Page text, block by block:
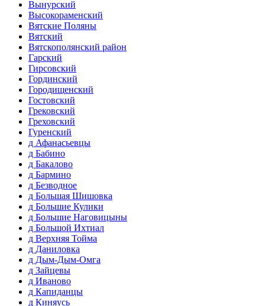
Вынурский
Высокораменский
Вятские Поляны
Вятский
Вятскополянский район
Гарский
Гирсовский
Гординский
Городищенский
Гостовский
Грековский
Греховский
Гуренский
д Афанасьевцы
д Бабино
д Бакалово
д Бармино
д Безводное
д Большая Шишовка
д Большие Кулики
д Большие Наговицыны
д Большой Ихтиал
д Верхняя Тойма
д Даниловка
д Дым-Дым-Омга
д Зайцевы
д Иваново
д Капиданцы
д Киняусь